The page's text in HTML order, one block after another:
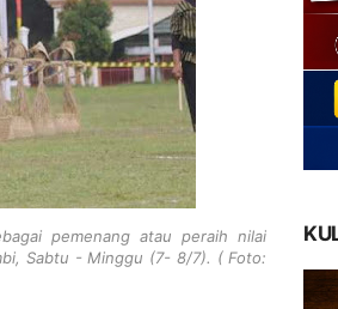
pemenang atau peraih nilai
Sabtu - Minggu (7- 8/7). ( Foto: